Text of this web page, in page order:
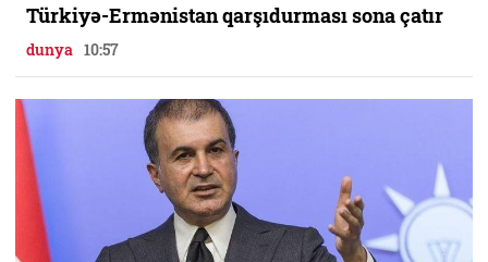
Türkiyə-Ermənistan qarşıdurması sona çatır
dunya 10:57